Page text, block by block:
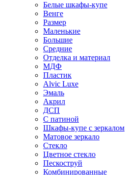
Белые шкафы-купе
Венге
Размер
Маленькие
Большие
Средние
Отделка и материал
МДФ
Пластик
Alvic Luxe
Эмаль
Акрил
ДСП
С патиной
Шкафы-купе с зеркалом
Матовое зеркало
Стекло
Цветное стекло
Пескоструй
Комбинированные